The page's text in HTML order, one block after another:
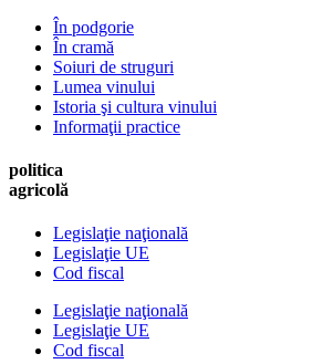
În podgorie
În cramă
Soiuri de struguri
Lumea vinului
Istoria şi cultura vinului
Informaţii practice
politica
agricolă
Legislaţie naţională
Legislaţie UE
Cod fiscal
Legislaţie naţională
Legislaţie UE
Cod fiscal